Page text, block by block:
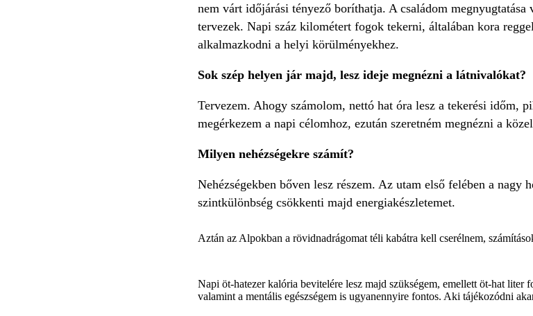
nem várt időjárási tényező boríthatja. A családom
tervezek. Napi száz kilométert fogok tekerni, általában kora
alkalmazkodni a helyi körülményekhez.
Sok szép helyen jár majd, lesz ideje megnézni a látnivalókat?
Tervezem. Ahogy számolom, nettó hat óra lesz a tekerési időm,
megérkezem a napi célomhoz, ezután szeretném megnézni a
Milyen nehézségekre számít?
Nehézségekben bőven lesz részem. Az utam első felében a nagy
szintkülönbség csökkenti majd energiakészletemet.
Aztán az Alpokban a rövidnadrágomat téli kabátra kell cserélnem,
Napi öt-hatezer kalória bevitelére lesz majd szükségem, emellett öt-hat
valamint a mentális egészségem is ugyanennyire fontos. Aki tájékozódni